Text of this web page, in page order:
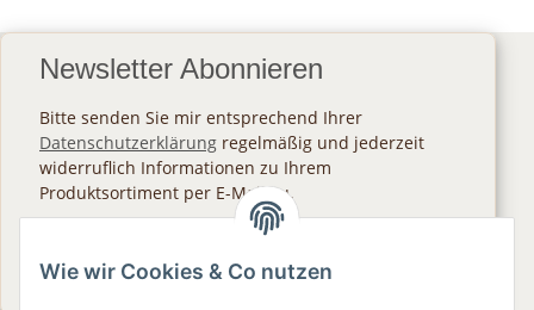
Newsletter Abonnieren
Bitte senden Sie mir entsprechend Ihrer
Datenschutzerklärung regelmäßig und jederzeit
widerruflich Informationen zu Ihrem
Produktsortiment per E-Mail zu.
Newsletter Abonnieren
Wie wir Cookies & Co nutzen